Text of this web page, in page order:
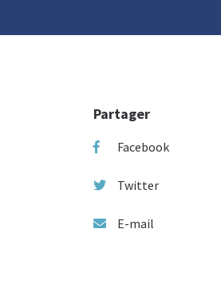
Partager
Facebook
Twitter
E-mail